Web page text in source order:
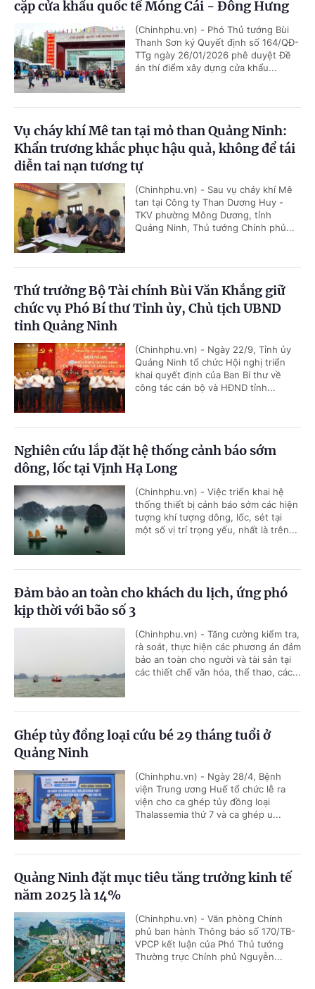
cặp cửa khẩu quốc tế Móng Cái - Đông Hưng
(Chinhphu.vn) - Phó Thủ tướng Bùi
Thanh Sơn ký Quyết định số 164/QĐ-
TTg ngày 26/01/2026 phê duyệt Đề
án thí điểm xây dựng cửa khẩu...
Vụ cháy khí Mê tan tại mỏ than Quảng Ninh:
Khẩn trương khắc phục hậu quả, không để tái
diễn tai nạn tương tự
(Chinhphu.vn) - Sau vụ cháy khí Mê
tan tại Công ty Than Dương Huy -
TKV phường Mông Dương, tỉnh
Quảng Ninh, Thủ tướng Chính phủ...
Thứ trưởng Bộ Tài chính Bùi Văn Khắng giữ
chức vụ Phó Bí thư Tỉnh ủy, Chủ tịch UBND
tỉnh Quảng Ninh
(Chinhphu.vn) - Ngày 22/9, Tỉnh ủy
Quảng Ninh tổ chức Hội nghị triển
khai quyết định của Ban Bí thư về
công tác cán bộ và HĐND tỉnh...
Nghiên cứu lắp đặt hệ thống cảnh báo sớm
dông, lốc tại Vịnh Hạ Long
(Chinhphu.vn) - Việc triển khai hệ
thống thiết bị cảnh báo sớm các hiện
tượng khí tượng dông, lốc, sét tại
một số vị trí trọng yếu, nhất là trên...
Đảm bảo an toàn cho khách du lịch, ứng phó
kịp thời với bão số 3
(Chinhphu.vn) - Tăng cường kiểm tra,
rà soát, thực hiện các phương án đảm
bảo an toàn cho người và tài sản tại
các thiết chế văn hóa, thể thao, các...
Ghép tủy đồng loại cứu bé 29 tháng tuổi ở
Quảng Ninh
(Chinhphu.vn) - Ngày 28/4, Bệnh
viện Trung ương Huế tổ chức lễ ra
viện cho ca ghép tủy đồng loại
Thalassemia thứ 7 và ca ghép u...
Quảng Ninh đặt mục tiêu tăng trưởng kinh tế
năm 2025 là 14%
(Chinhphu.vn) - Văn phòng Chính
phủ ban hành Thông báo số 170/TB-
VPCP kết luận của Phó Thủ tướng
Thường trực Chính phủ Nguyễn...